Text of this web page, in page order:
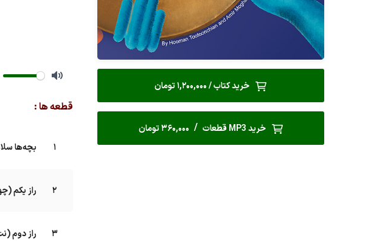
خرید کتاب / 1,200,000 تومان
خرید MP3 قطعات /360,000 تومان
قطعه ها :
1 بچه‌ها
2 راز یکم
3 راز دوم